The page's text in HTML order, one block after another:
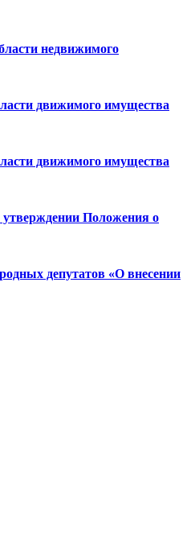
недвижимого
движимого имущества
движимого имущества
утверждении Положения о
депутатов «О внесении